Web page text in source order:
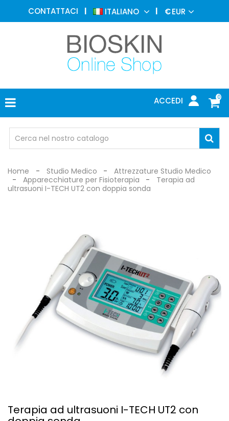
CONTATTACI ITALIANO €EUR
0
ACCEDI
MEDICINA
ESTETICA
DERMATOLOGIA
FOTOTERAPIA
ELETTROMEDICALI
MEDICO
OCCHIALI
DI
Home Studio Medico
Attrezzature Studio Medico
Apparecchiature per Fisioterapia
Terapia ad
ultrasuoni I-TECH UT2 con doppia sonda
Terapia ad ultrasuoni I-TECH UT2 con